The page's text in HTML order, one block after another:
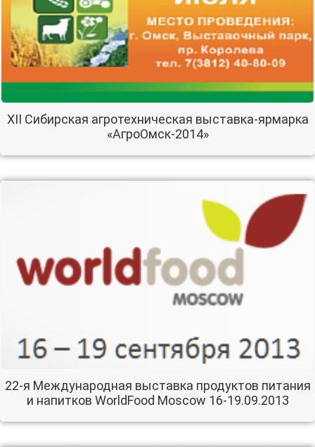
XII Сибирская агротехническая выставка-ярмарка
«АгроОмск-2014»
22-я Международная выставка продуктов питания
и напитков WorldFood Moscow 16-19.09.2013